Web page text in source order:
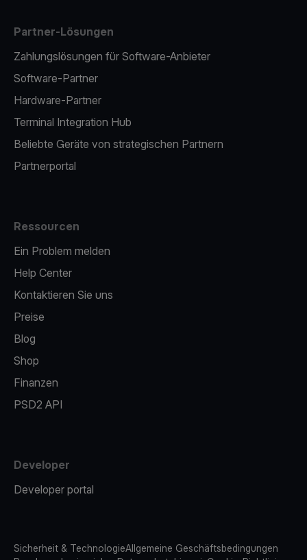
Partner-Lösungen
Zahlungslösungen für Software-Anbieter
Software-Partner
Hardware-Partner
Terminal Integration Hub
Beliebte Geräte von strategischen Partnern
Partnerportal
Ressourcen
Ein Problem melden
Help Center
Kontaktieren Sie uns
Preise
Blog
Shop
Finanzen
PSD2 API
Developer
Developer portal
Sicherheit & TechnologieAllgemeine Geschäftsbedingungen